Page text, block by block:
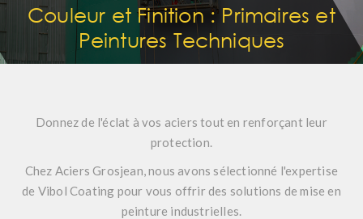
Couleur et Finition : Primaires et
Peintures Techniques
Donnez de l'éclat à vos aciers tout en renforçant leur
protection.
Chez Aciers Grosjean, nous avons sélectionné l'expertise
de Vibol Coating pour vous offrir des solutions de mise en
peinture industrielles.